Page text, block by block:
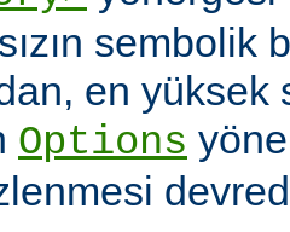
sembolik
en
Options